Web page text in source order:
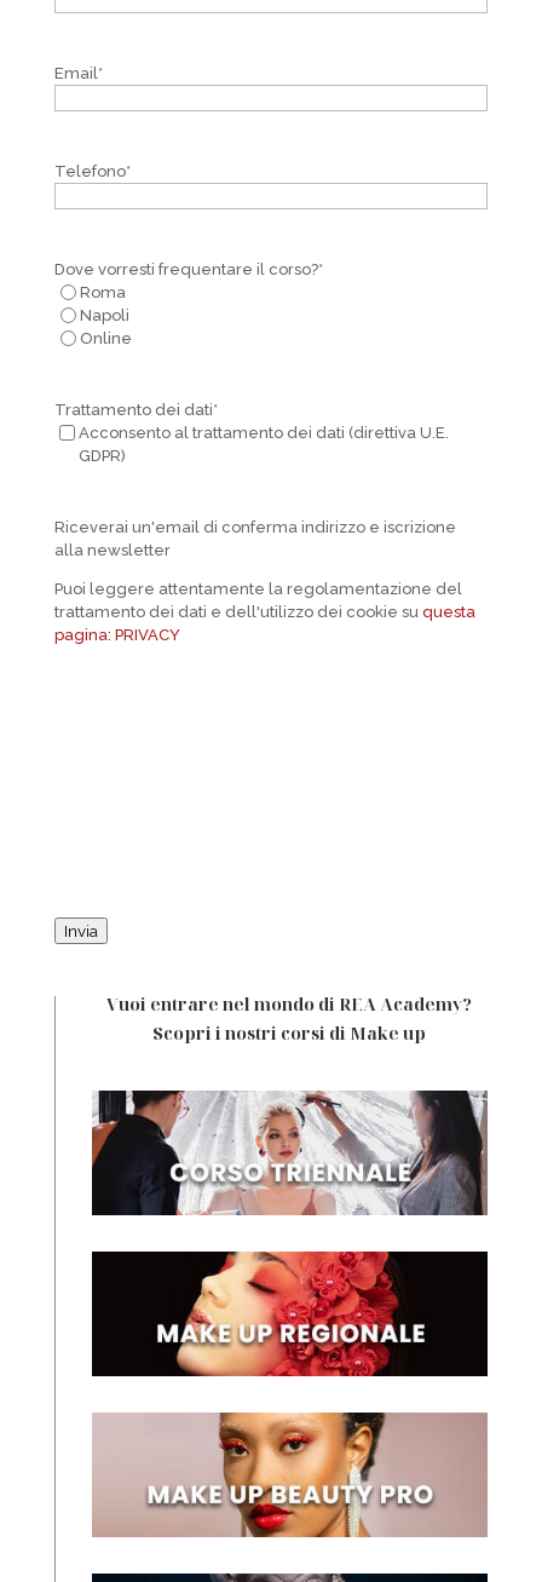
Email *
Telefono*
Dove vorresti frequentare il corso?*
Roma
Napoli
Online
Trattamento dei dati*
Acconsento al trattamento dei dati (direttiva U.E.
GDPR)
Riceverai un'email di conferma indirizzo e iscrizione
alla newsletter
Puoi leggere attentamente la regolamentazione del
trattamento dei dati e dell'utilizzo dei cookie su questa
pagina: PRIVACY
Invia
Vuoi entrare nel mondo di REA Academy?
Scopri i nostri corsi di Make up